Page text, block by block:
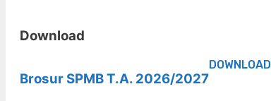
Download
Brosur SPMB T.A. 2026/2027
DOWNLOAD